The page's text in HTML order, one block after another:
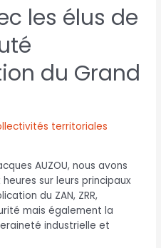
les élus de
du Grand
territoriales
AUZOU, nous avons
sur leurs principaux
du ZAN, ZRR,
mais également la
industrielle et